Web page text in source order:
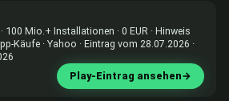
100 Mio.+ Installationen · 0 EUR · Hinweis
Käufe · Yahoo · Eintrag vom 28.07.2026 ·
Play-Eintrag ansehen→